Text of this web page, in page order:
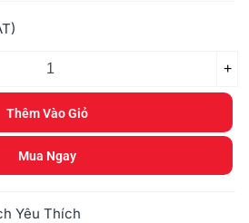
+
Thêm Vào Giỏ
Mua Ngay
Yêu Thích